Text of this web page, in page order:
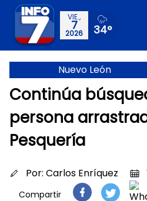
VIE.,
7
2026 34°
Nuevo León
Continúa
persona
Pesquería
Por: Carlos Enríquez
Compartir